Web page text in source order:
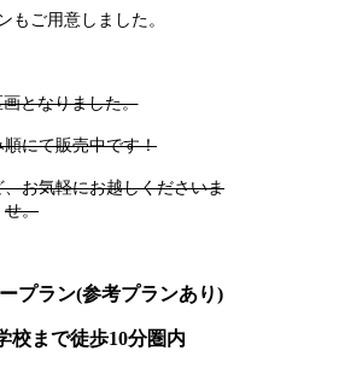
もご用意しました。
となりました。
にて販売中です！
お気軽にお越しくださいま
せ。
プラン(参考プランあり)
まで徒歩10分圏内